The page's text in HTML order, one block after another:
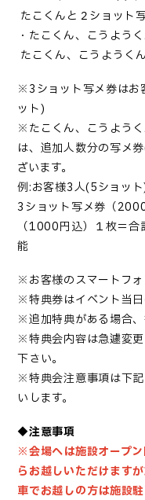
たこくんと２ショット
・たこくん、こうよう
たこくん、こうようく
※3ショット写メ券はお
ット)
※たこくん、こうよう
は、追加人数分の写メ
ざいます。
例:お客様3人(5ショッ
3ショット写メ券（
（1000円込）１枚＝
能
※お客様のスマートフォ
※特典券はイベント当日
※追加特典がある場合、
※特典会内容は急遽変
下さい。
※特典会注意事項は下
いします。
◆注意事項
※会場へは施設オープ
らお越しいただけます
車でお越しの方は施設